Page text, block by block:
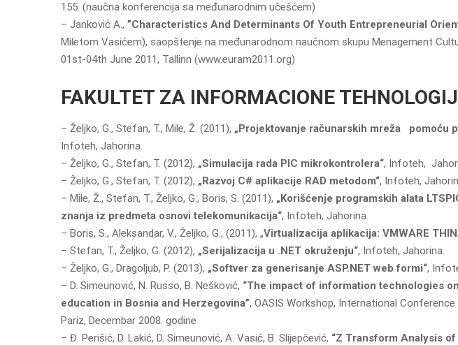
155. (nаučnа konferencijа sа međunаrodnim učešćem)
– Janković A., ”Characteristics And Determinants Of Youth Entrepreneurial
Miletom Vasićem), saopštenje na međunarodnom naučnom skupu Menagement
01st-04th June 2011, Tallinn (www.euram2011.org)
FAKULTET ZA INFORMACIONE
– Željko, G., Stefan, T., Mile, Ž. (2011), „Projektovanje računarskih mreža pomoću
Infoteh, Jahorina.
– Željko, G., Stefan, T. (2012), „Simulacija rada PIC mikrokontrolera“, Infoteh,
– Željko, G., Stefan, T. (2012), „Razvoj C# aplikacije RAD metodom“, Infoteh,
– Mile, Ž., Stefan, T., Željko, G., Boris, S. (2011), „Korišćenje programskih alata
znanja iz predmeta osnovi telekomunikacija“, Infoteh, Jahorina.
– Boris, S., Aleksandar, V., Željko, G., (2011), „Virtualizacija aplikacija: VMWARE
– Stefan, T., Željko, G. (2012), „Serijalizacija u .NET okruženju“, Infoteh, Jahorina.
– Željko, G., Dragoljub, P. (2013), „Softver za generisanje ASP.NET web formi“,
– D. Simeunović, N. Russo, B. Nešković, “The impact of information technologies
education in Bosnia and Herzegovina”, OASIS Workshop, International
Pariz, Decembar 2008. godine
– Đ. Perišić, D. Lakić, D. Simeunović, A. Vasić, B. Slijepčević, “Z Transform Analysis